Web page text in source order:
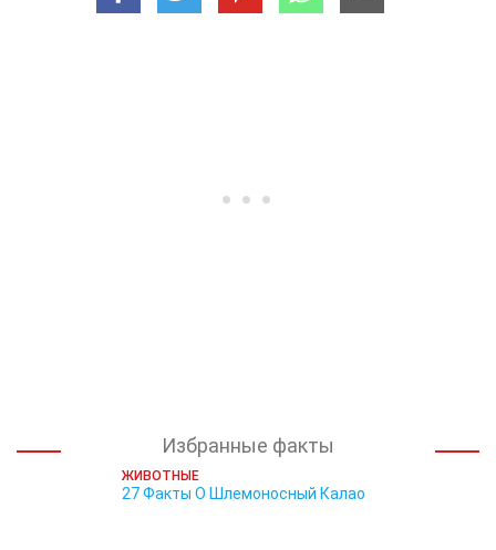
Избранные факты
ЖИВОТНЫЕ
27 Факты О Шлемоносный Калао